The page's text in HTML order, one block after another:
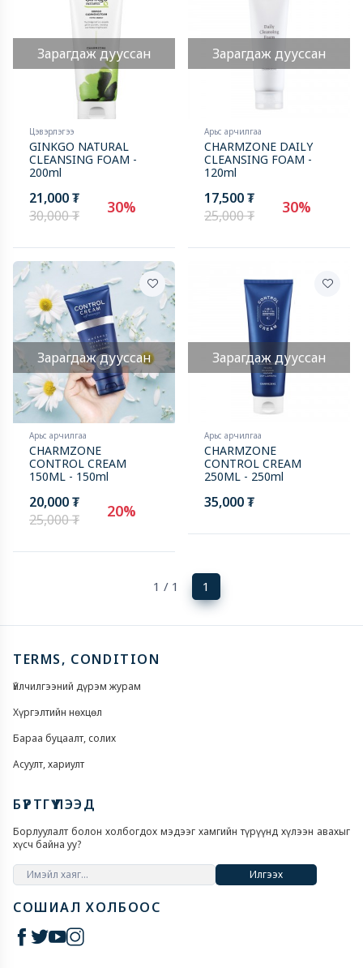
Зарагдаж дууссан
Цэвэрлэгээ
GINKGO NATURAL
CLEANSING FOAM -
200ml
21,000 ₮
30,000 ₮
30%
Зарагдаж дууссан
Арьс арчилгаа
CHARMZONE DAILY
CLEANSING FOAM -
120ml
17,500 ₮
25,000 ₮
30%
Зарагдаж дууссан
Арьс арчилгаа
CHARMZONE
CONTROL CREAM
150ML - 150ml
20,000 ₮
25,000 ₮
20%
Зарагдаж дууссан
Арьс арчилгаа
CHARMZONE
CONTROL CREAM
250ML - 250ml
35,000 ₮
1 / 1 1
TERMS, CONDITION
Үйлчилгээний дүрэм журам
Хүргэлтийн нөхцөл
Бараа буцаалт, солих
Асуулт, хариулт
БҮРТГҮҮЛЭЭД
Борлуулалт болон холбогдох мэдээг хамгийн түрүүнд хүлээн авахыг
хүсч байна уу?
Илгээх
СОШИАЛ ХОЛБООС